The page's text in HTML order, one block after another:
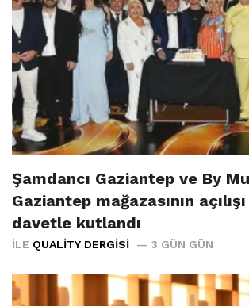
Şamdancı Gaziantep ve By
Gaziantep mağazasının
davetle kutlandı
İLE QUALITY DERGISI 3 GÜN GÜN